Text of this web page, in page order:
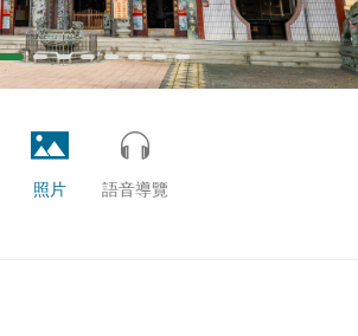
照片 語音導覽